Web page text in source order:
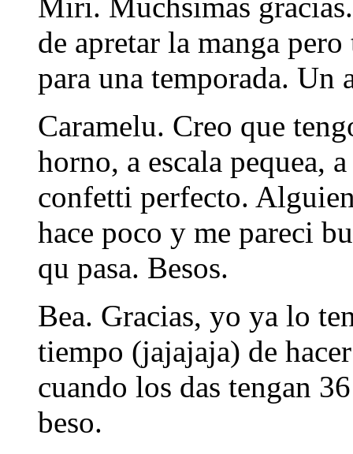
de apretar la manga
para una temporada. Un
Caramelu. Creo que
horno, a escala pequea,
confetti perfecto.
hace poco y me pareci
qu pasa. Besos.
Bea. Gracias, yo ya lo
tiempo (jajajaja) de
cuando los das tengan
beso.